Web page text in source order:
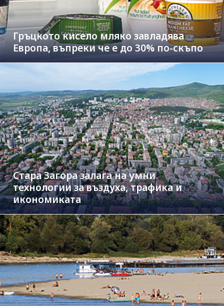
Гръцкото кисело мляко завладява
Европа, въпреки че е до 30% по-скъпо
Стара Загора залага на умни
технологии за въздуха, трафика и
икономиката